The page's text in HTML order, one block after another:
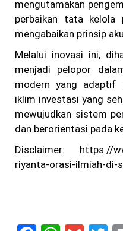
mengutamakan
perbaikan tata kelola
mengabaikan prinsip
Melalui inovasi ini,
menjadi pelopor
modern yang adaptif
iklim investasi yang
mewujudkan sistem
dan berorientasi pada
Disclaimer: https://
riyanta-orasi-ilmiah-